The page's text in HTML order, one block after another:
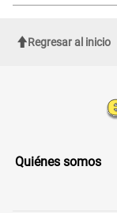
Regresar al inicio
Quiénes somos